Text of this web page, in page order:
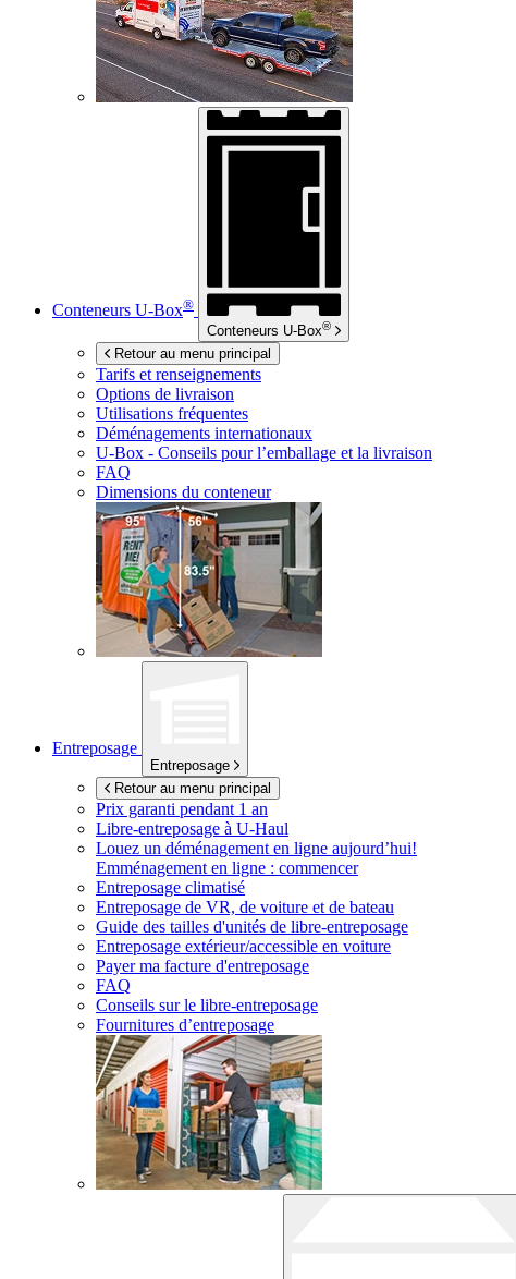
Conteneurs U-Box®
Conteneurs U-Box®
Retour au menu principal
Tarifs et renseignements
Options de livraison
Utilisations fréquentes
Déménagements internationaux
U-Box - Conseils pour l’emballage et la livraison
FAQ
Dimensions du conteneur
Entreposage
Entreposage
Retour au menu principal
Prix garanti pendant 1 an
Libre-entreposage à U-Haul
Louez un déménagement en ligne aujourd’hui!
Emménagement en ligne : commencer
Entreposage climatisé
Entreposage de VR, de voiture et de bateau
Guide des tailles d'unités de libre-entreposage
Entreposage extérieur/accessible en voiture
Payer ma facture d'entreposage
FAQ
Conseils sur le libre-entreposage
Fournitures d’entreposage